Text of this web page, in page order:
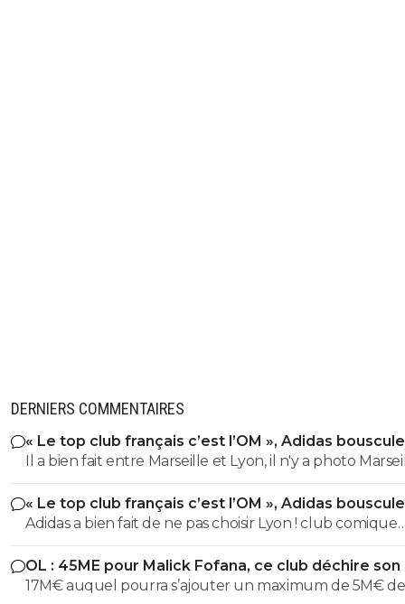
DERNIERS COMMENTAIRES
« Le top club français c’est l’OM », Adidas
PSG
Il a bien fait entre Marseille et Lyon, il n'y a photo
nettement supérieur au niveau Palmarès que le club
fantoche du Rhône
« Le top club français c’est l’OM », Adidas
PSG
Adidas a bien fait de ne pas choisir Lyon ! club comique
comme Marseille
OL : 45ME pour Malick Fofana, ce club déchire
17M€ auquel pourra s’ajouter un maximum de 5M€ de